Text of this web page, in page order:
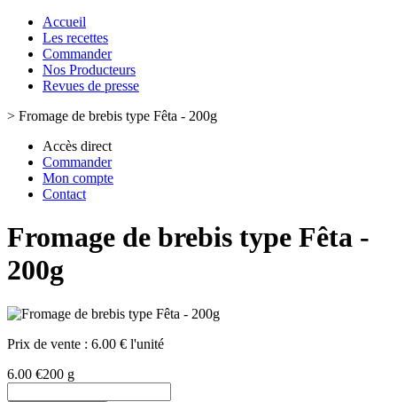
Accueil
Les recettes
Commander
Nos Producteurs
Revues de presse
> Fromage de brebis type Fêta - 200g
Accès direct
Commander
Mon compte
Contact
Fromage de brebis type Fêta -
200g
Prix de vente : 6.00 € l'unité
6.00 €200 g